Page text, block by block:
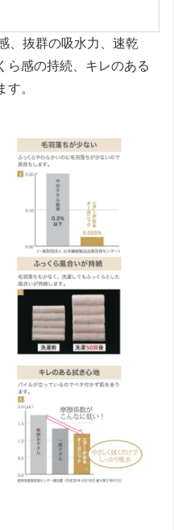
、抜群の吸水力、速乾
ら感の持続、キレのある
。